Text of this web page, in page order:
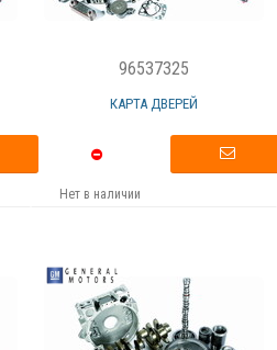
96537325
КАРТА ДВЕРЕЙ
Нет в наличии